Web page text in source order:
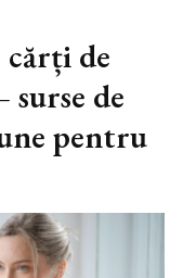
cărți de
de
pentru